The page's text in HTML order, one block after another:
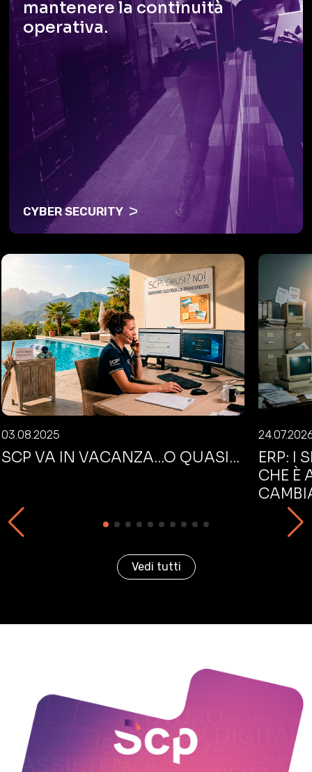
mantenerela continuità
operativa.
CYBER SECURITY
03.08.2025
SCP VA IN VACANZA...O QUASI...
ERP: I
CHE È
Vedi tutti